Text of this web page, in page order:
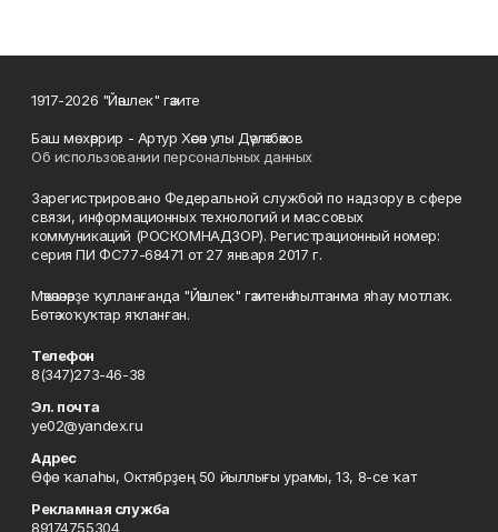
1917-2026 "Йәшлек" гәзите
Баш мөхәррир - Артур Хәсән улы Дәүләтбәков
Об использовании персональных данных
Зарегистрировано Федеральной службой по надзору в сфере
связи, информационных технологий и массовых
коммуникаций (РОСКОМНАДЗОР). Регистрационный номер:
серия ПИ ФС77-68471 от 27 января 2017 г.
Мәҡәләләрҙе ҡулланғанда "Йәшлек" гәзитенә һылтанма яһау мотлаҡ.
Бөтә хоҡуҡтар яҡланған.
Телефон
8(347)273-46-38
Эл. почта
ye02@yandex.ru
Адрес
Өфө ҡалаһы, Октябрҙең 50 йыллығы урамы, 13, 8-се ҡат
Рекламная служба
89174755304